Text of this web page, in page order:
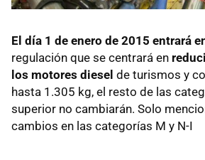
El día 1 de enero de 2015 entrará
regulación que se centrará en
los motores diesel de turismos y
hasta 1.305 kg, el resto de las
superior no cambiarán. Solo
cambios en las categorías M y N-I